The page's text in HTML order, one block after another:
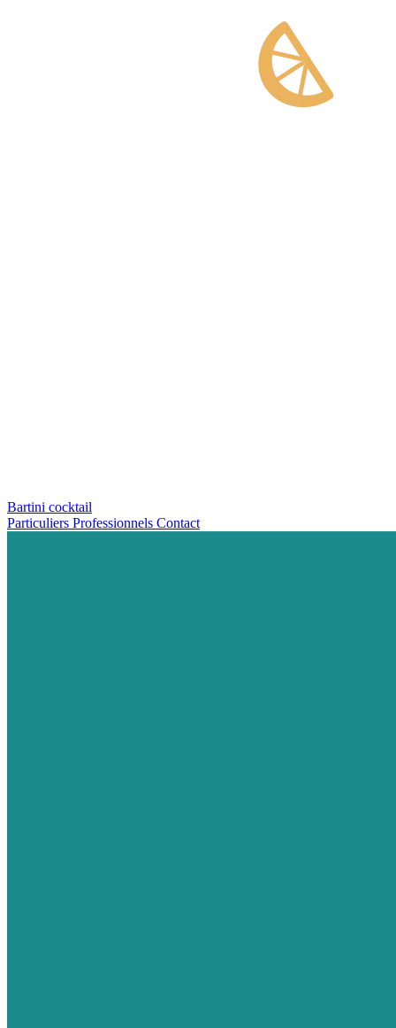
Bartini cocktail
Particuliers Professionnels Contact